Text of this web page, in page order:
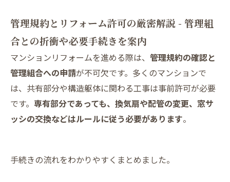
管理規約とリフォーム許可の厳密解説 - 管理組
合との折衝や必要手続きを案内
マンションリフォームを進める際は、 管理規約の確認と
管理組合への申請が不可欠です。多くのマンションで
は、共有部分や構造躯体に関わる工事は事前許可が必要
です。 専有部分であっても、換気扇や配管の変更、窓サ
ッシの交換などはルールに従う必要があります。
手続きの流れをわかりやすくまとめました。